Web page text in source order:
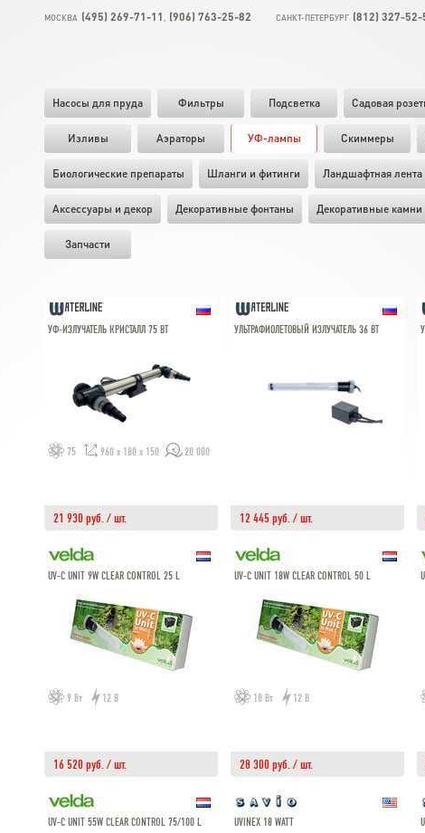
МОСКВА (495) 269-71-11 (906) 763-25-82 САНКТ-ПЕТЕРБУРГ (812) 327-52-
Насосы для пруда Фильтры Подсветка Садовая
Изливы Аэраторы УФ-лампы Скиммеры
Биологические препараты Шланги и фитинги Ландшафтная лента
Аксессуары и декор Декоративные фонтаны Декоративные камни
Запчасти
УФ-ИЗЛУЧАТЕЛЬ КРИСТАЛЛ 75 ВТ
75 960 x 180 x 150 20 000
21 930 руб. / шт.
УЛЬТРАФИОЛЕТОВЫЙ ИЗЛУЧАТЕЛЬ 36 ВТ
12 445 руб. / шт.
UV-C UNIT 9W CLEAR CONTROL 25 L
9 Вт 12 В
16 520 руб. / шт.
UV-C UNIT 18W CLEAR CONTROL 50 L
18 Вт 12 В
28 300 руб. / шт.
UV-C UNIT 55W CLEAR CONTROL 75/100 L UVINEX 18 WATT